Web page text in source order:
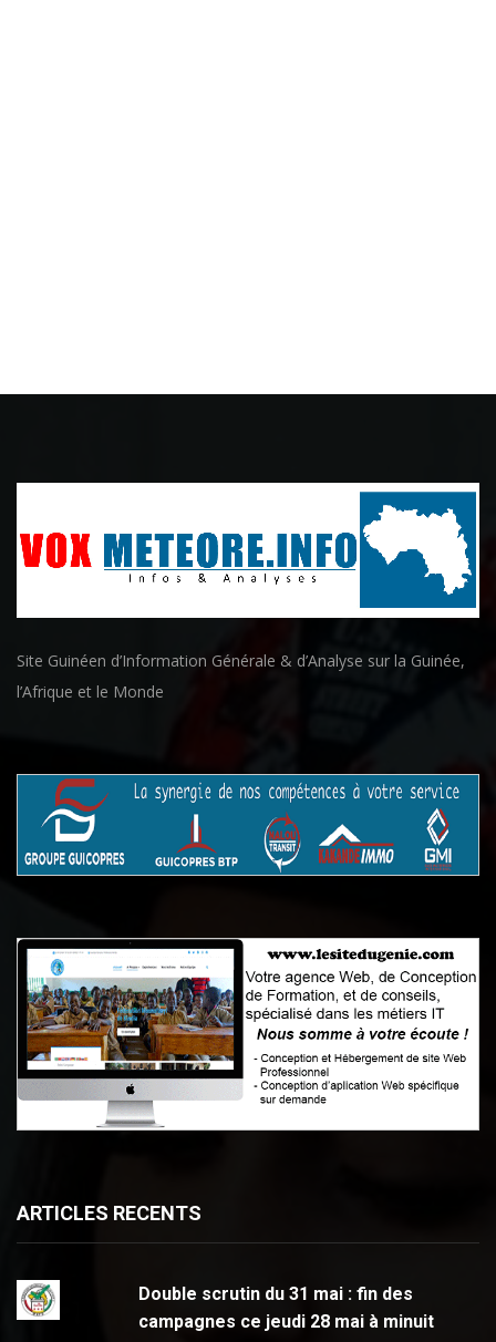
Site Guinéen d’Information Générale & d’Analyse sur la Guinée,
l’Afrique et le Monde
ARTICLES RECENTS
Double scrutin du 31 mai : fin des
campagnes ce jeudi 28 mai à minuit